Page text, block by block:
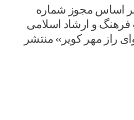
بر اساس مجوز شماره
وزارت فرهنگ و ارشاد اسلامی
راز مهر کویر» منتشر